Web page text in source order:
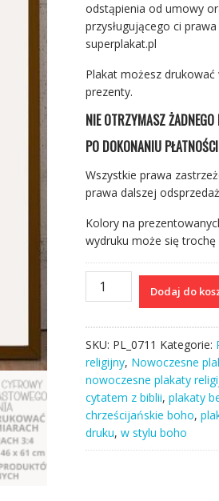
odstąpienia od umowy
przysługującego ci
superplakat.pl
Plakat możesz
prezenty.
NIE OTRZYMASZ
PO DOKONANIU
Wszystkie prawa
prawa dalszej
Kolory na
wydruku może się
ilość
Plakat
z
cytatem
religijnym
-
wersety
bibilijne
na
ścianę
Dodaj do
SKU: PL_0711 Kategorie:
religijny, Nowoczesne
nowoczesne plakaty
cytatem z biblii, plakaty
chrześcijańskie boho,
druku, w stylu boho